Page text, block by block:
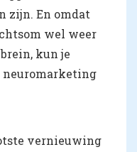
zijn. En omdat
wel weer
kun je
vernieuwing